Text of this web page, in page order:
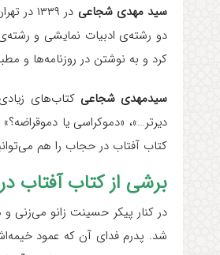
سید مهدی شجاعی
دو رشته‌ی ادبیات نمایشی و
کرد و به نوشتن در روزنامه‌ها و
سیدمهدی شجاعی
دیرتر…»، «دموکراسی یا
کتاب آفتاب در حجاب را هم
برشی از کتاب آفتاب
در کنار پیکر حسینت زانو
شد. پدرم فدای آن که عمود